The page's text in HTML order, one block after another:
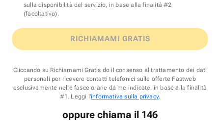
sulla disponibilità del servizio, in base alla finalità #2
(facoltativo).
RICHIAMAMI GRATIS
Cliccando su Richiamami Gratis do il consenso al trattamento dei dati
personali per ricevere contatti telefonici sulle offerte Fastweb
esclusivamente nelle fasce orarie da me indicate, in base alla finalità
#1. Leggi l'informativa sulla privacy.
oppure chiama il 146